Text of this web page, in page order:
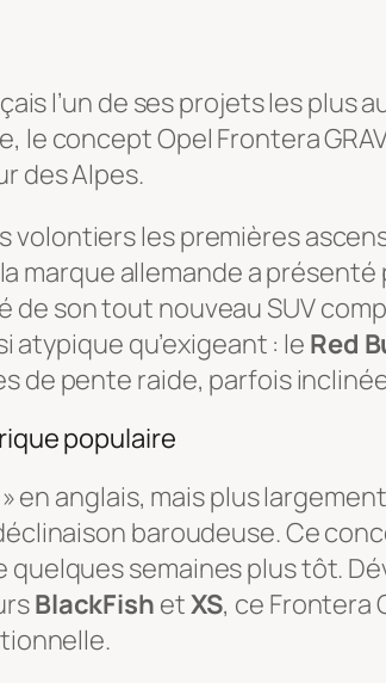
l’un de ses projets les plus
concept Opel Frontera
des Alpes.
les premières
marque allemande a
son tout nouveau SUV
atypique qu’exigeant : le Red
pente raide, parfois
populaire
en anglais, mais plus
baroudeuse. Ce
semaines plus tôt.
BlackFish etXS, ce Frontera